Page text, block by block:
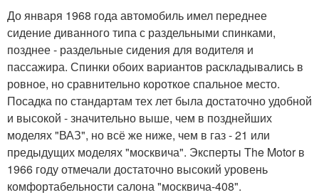
До января 1968 года автомобиль имел переднее
сидение диванного типа с раздельными спинками,
позднее - раздельные сидения для водителя и
пассажира. Спинки обоих вариантов раскладывались в
ровное, но сравнительно короткое спальное место.
Посадка по стандартам тех лет была достаточно удобной
и высокой - значительно выше, чем в позднейших
моделях "ВАЗ", но всё же ниже, чем в газ - 21 или
предыдущих моделях "москвича". Эксперты The Motor в
1966 году отмечали достаточно высокий уровень
комфортабельности салона "москвича-408".